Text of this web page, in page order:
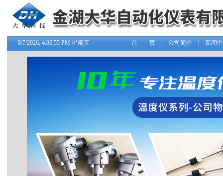
8/7/2026, 4:06:55 PM 星期五 首 页| 公司简介| 新闻